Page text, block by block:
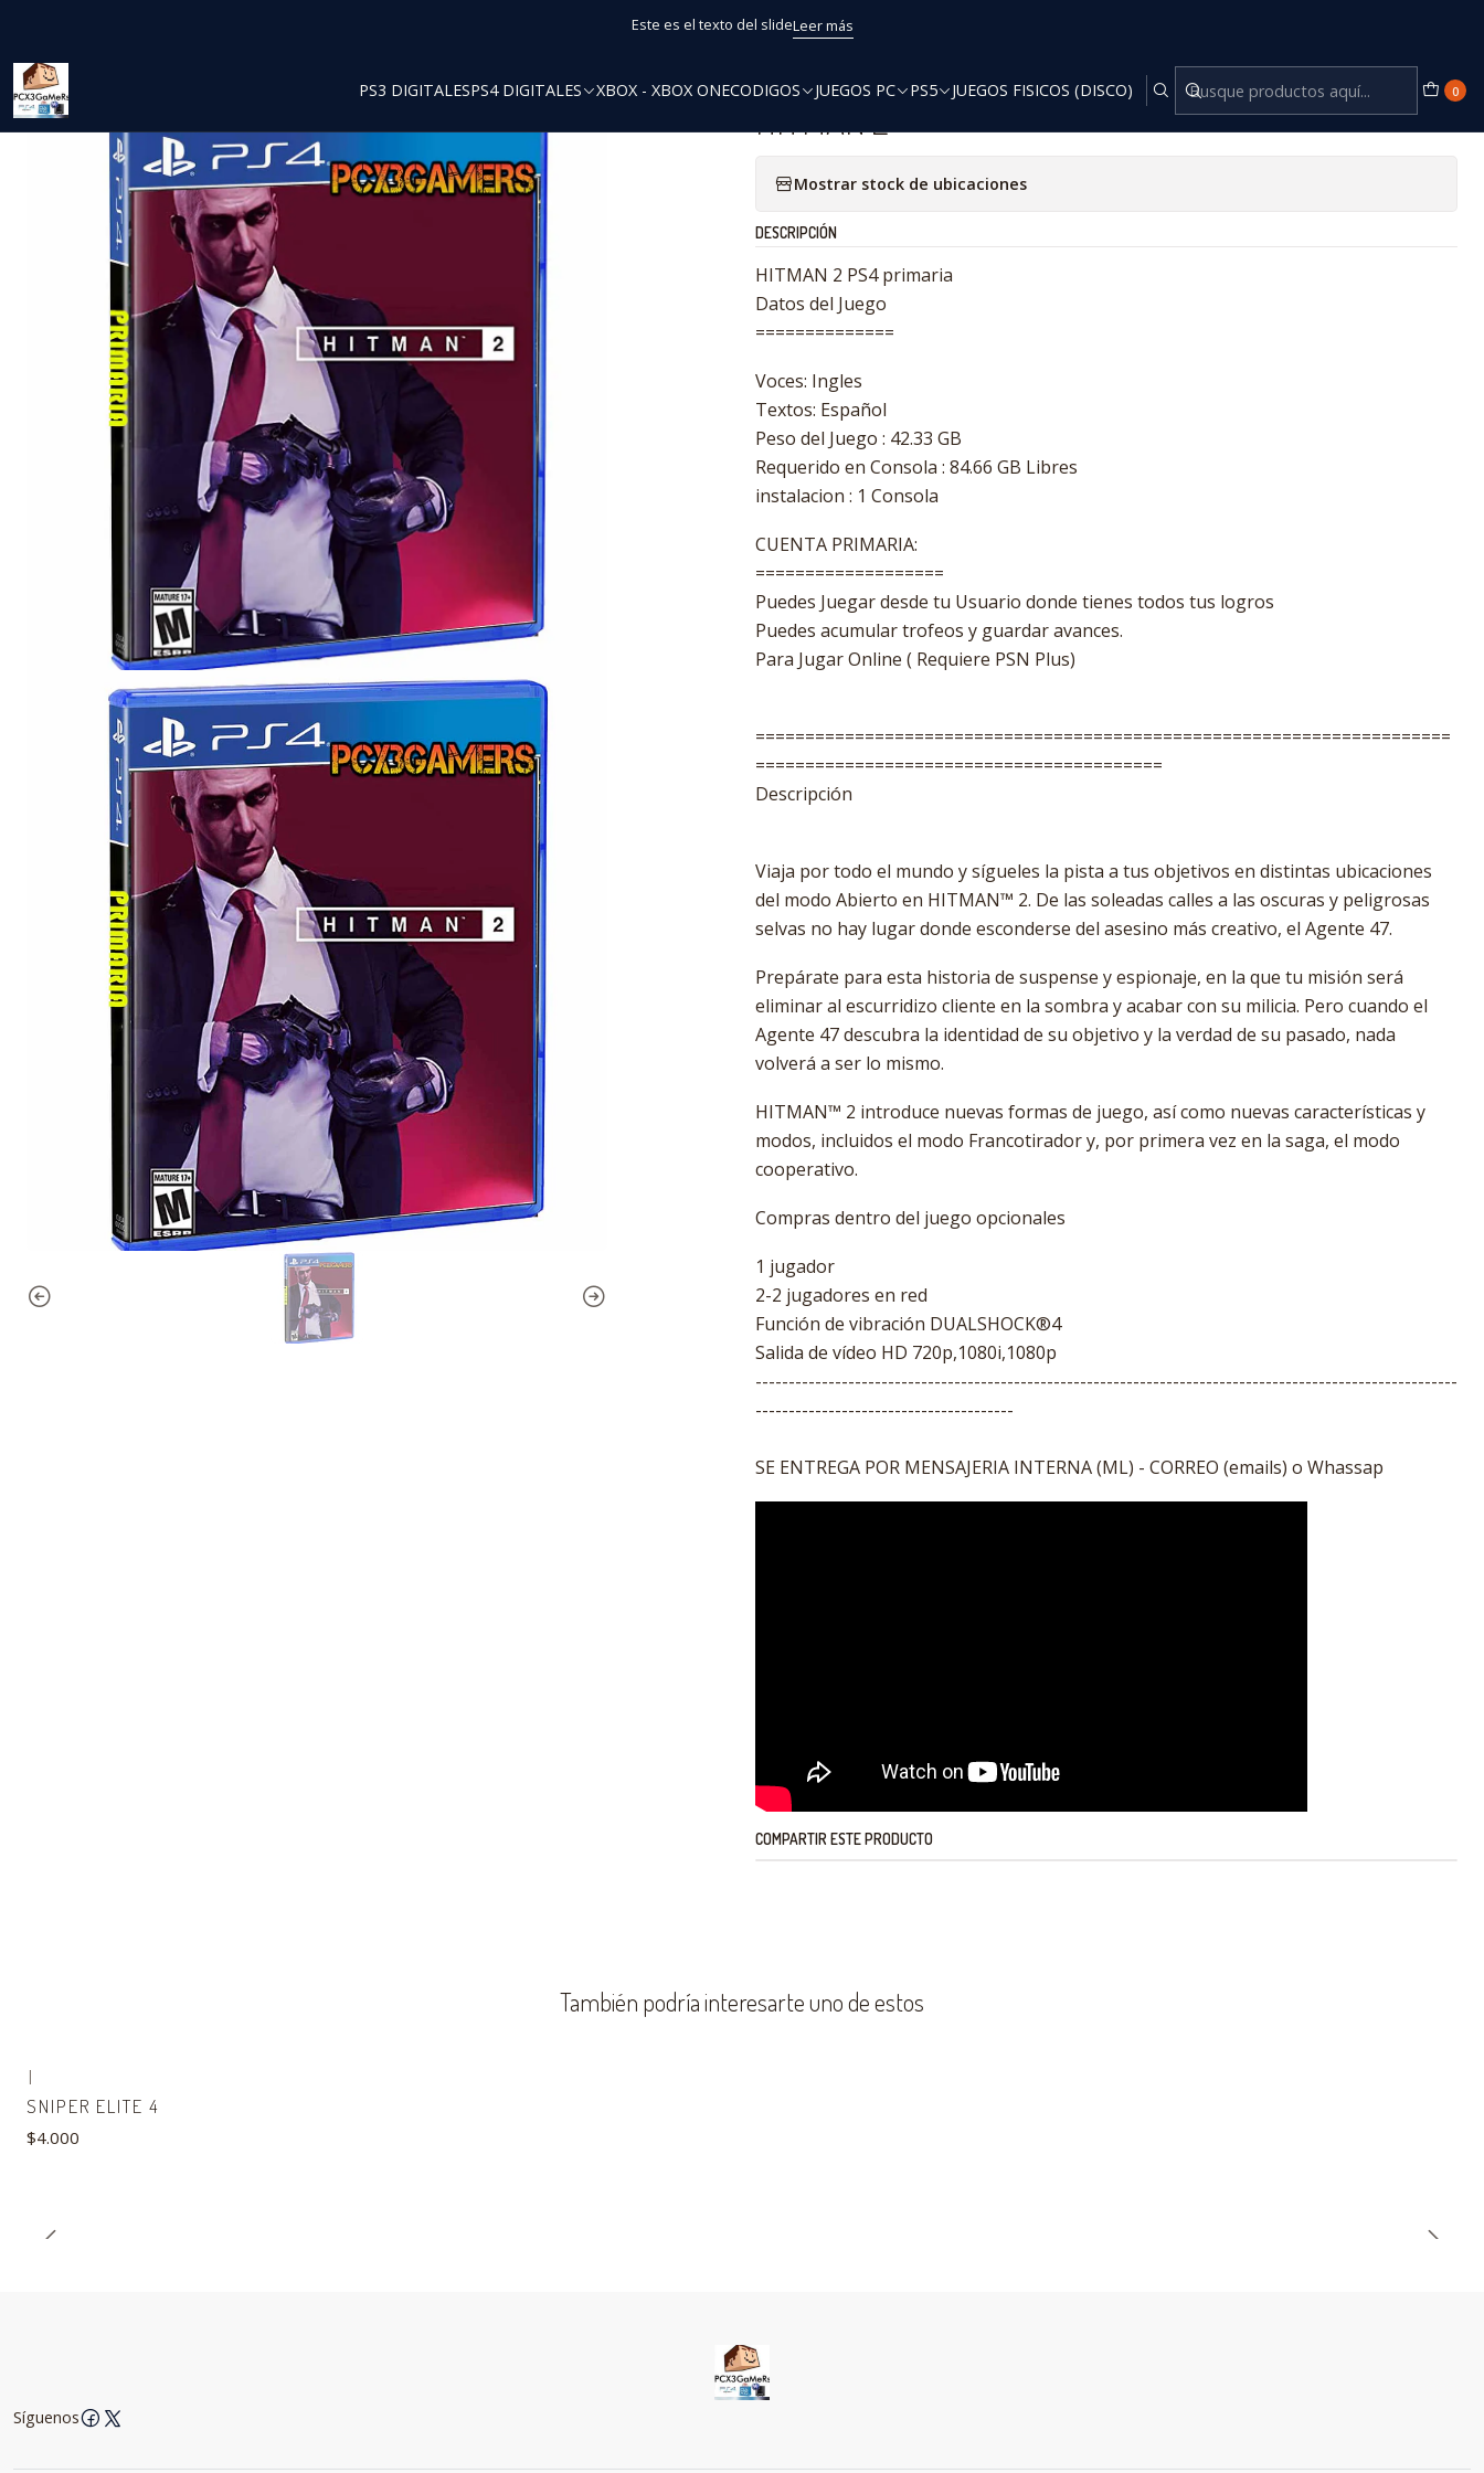
PS3 DIGITALESPS4 DIGITALES XBOX - XBOX ONECODIGOS JUEGOS PC PS5 JUEGOS FISICOS (DISCO) 0
Este es el texto del slideLeer más
Inicio PS4 HITMAN 2
|
HITMAN 2
Mostrar stock de ubicaciones
DESCRIPCIÓN
HITMAN 2 PS4 primaria
Datos del Juego
==============
Voces: Ingles
Textos: Español
Peso del Juego : 42.33 GB
Requerido en Consola : 84.66 GB Libres
instalacion : 1 Consola
CUENTA PRIMARIA:
===================
Puedes Juegar desde tu Usuario donde tienes todos tus logros
Puedes acumular trofeos y guardar avances.
Para Jugar Online ( Requiere PSN Plus)
======================================================================
=========================================
Descripción
Viaja por todo el mundo y sígueles la pista a tus objetivos en distintas ubicaciones
del modo Abierto en HITMAN™ 2. De las soleadas calles a las oscuras y peligrosas
selvas no hay lugar donde esconderse del asesino más creativo, el Agente 47.
Prepárate para esta historia de suspense y espionaje, en la que tu misión será
eliminar al escurridizo cliente en la sombra y acabar con su milicia. Pero cuando el
Agente 47 descubra la identidad de su objetivo y la verdad de su pasado, nada
volverá a ser lo mismo.
HITMAN™ 2 introduce nuevas formas de juego, así como nuevas características y
modos, incluidos el modo Francotirador y, por primera vez en la saga, el modo
cooperativo.
Compras dentro del juego opcionales
1 jugador
2-2 jugadores en red
Función de vibración DUALSHOCK®4
Salida de vídeo HD 720p,1080i,1080p
----------------------------------------------------------------------------------------------------------
---------------------------------------
SE ENTREGA POR MENSAJERIA INTERNA (ML) - CORREO (emails) o Whassap
COMPARTIR ESTE PRODUCTO
También podría interesarte uno de estos
|
SNIPER ELITE 4
$4.000
Síguenos